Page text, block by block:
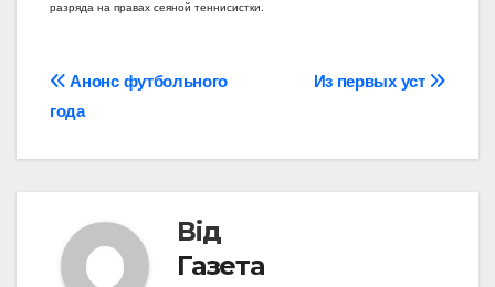
разряда на правах сеяной теннисистки.
Навігація
записів
Из первых уст
Анонс футбольного
года
Від
Газета